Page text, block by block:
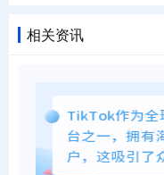
相关资讯